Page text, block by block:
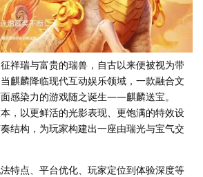
祥瑞与富贵的瑞兽，自古以来便被视为带
麒麟降临现代互动娱乐领域，一款融合文
感染力的游戏随之诞生——麒麟送宝。
，以更鲜活的光影表现、更饱满的特效设
结构，为玩家构建出一座由瑞光与宝气交
特点、平台优化、玩家定位到体验深度等